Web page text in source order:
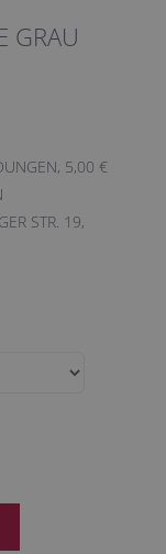
GRAU
5,00 €
STR. 19,